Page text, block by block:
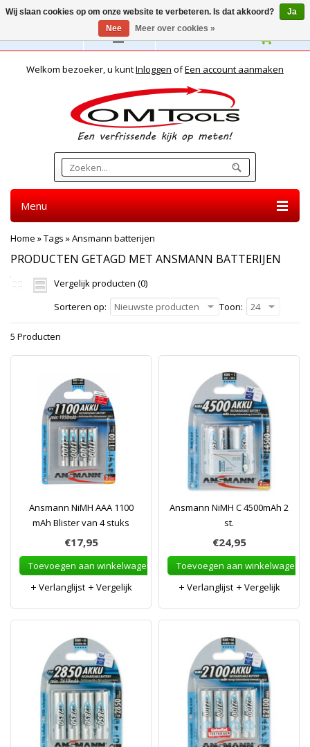
Nederlands
Welkom bezoeker, u kuntInloggen ofEen account aanmaken
Menu
Home »Tags »Ansmann batterijen
PRODUCTEN GETAGD MET ANSMANN BATTERIJEN
Vergelijk producten (0)
Sorteren op:
Nieuwste producten Toon: 24
5 Producten
Ansmann NiMH AAA 1100
mAh Blister van 4 stuks
€17,95
Toevoegen aan winkelwagen
Verlanglijst
Vergelijk
Ansmann NiMH C 4500mAh 2
st.
€24,95
Toevoegen aan winkelwagen
Verlanglijst
Vergelijk
Wij slaan cookies op om onze website te verbeteren. Is dat akkoord?
Ja
Nee
Meer over cookies »